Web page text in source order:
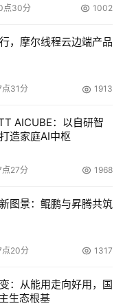
或资安风险信息，确
的 Log 汇集到某一
过滤特定封包，并支
家的 IP 存取，达到
程序，让 NAS 满足
点30分 1002
，摩尔线程云边端产品
31分 1913
AICUBE：以自研智
造家庭AI中枢
27分 1968
图景：鲲鹏与昇腾共筑
点20分 1317
：从能用走向好用，国
生态根基